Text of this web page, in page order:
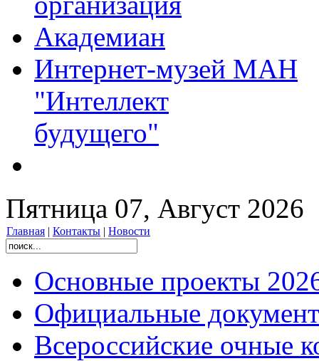
Академиан
Интернет-музей МАН
"Интеллект
будущего"
Пятница 07, Август 2026
Главная | Контакты | Новости
Основные проекты
Официальные
Всероссийские очные